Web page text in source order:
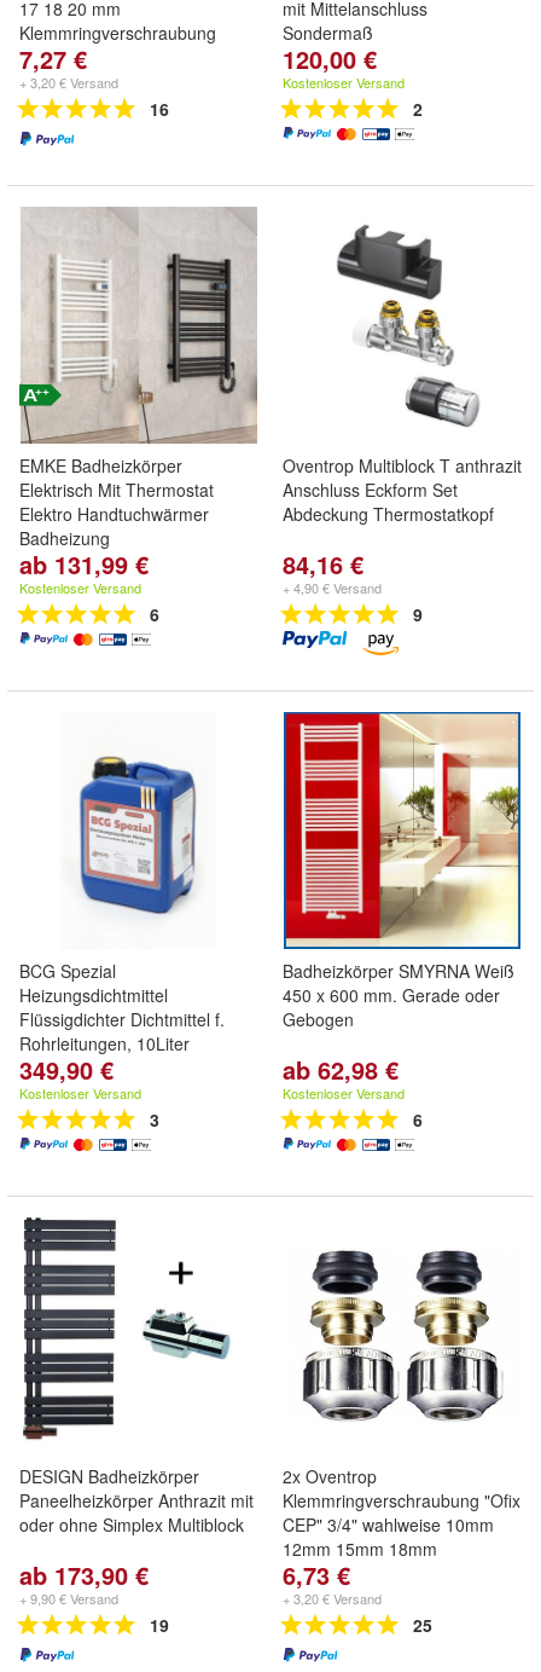
17 18 20 mm
Klemmringverschraubung
7,27 €
+ 3,20 € Versand
16
mit Mittelanschluss
Sondermaß
120,00 €
Kostenloser Versand
2
EMKE Badheizkörper
Elektrisch Mit Thermostat
Elektro Handtuchwärmer
Badheizung
ab 131,99 €
Kostenloser Versand
6
Oventrop Multiblock T anthrazit
Anschluss Eckform Set
Abdeckung Thermostatkopf
84,16 €
+ 4,90 € Versand
9
BCG Spezial
Heizungsdichtmittel
Flüssigdichter Dichtmittel f.
Rohrleitungen, 10Liter
349,90 €
Kostenloser Versand
3
Badheizkörper SMYRNA Weiß
450 x 600 mm. Gerade oder
Gebogen
ab 62,98 €
Kostenloser Versand
6
DESIGN Badheizkörper
Paneelheizkörper Anthrazit mit
oder ohne Simplex Multiblock
ab 173,90 €
+ 9,90 € Versand
19
2x Oventrop
Klemmringverschraubung "Ofix
CEP" 3/4" wahlweise 10mm
12mm 15mm 18mm
6,73 €
+ 3,20 € Versand
25